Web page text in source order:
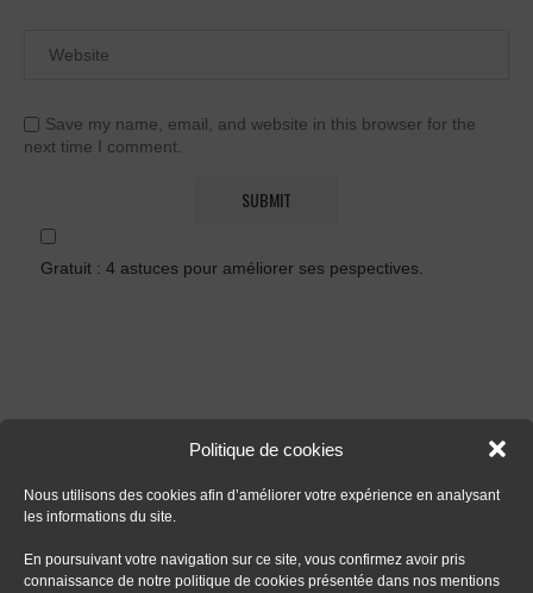
Politique de cookies
Nous utilisons des cookies afin d’améliorer votre expérience en analysant
les informations du site.
En poursuivant votre navigation sur ce site, vous confirmez avoir pris
connaissance de notre politique de cookies présentée dans nos mentions
Save my name, email, and website in this browser for the
next time I comment.
Gratuit : 4 astuces pour améliorer ses pespectives.